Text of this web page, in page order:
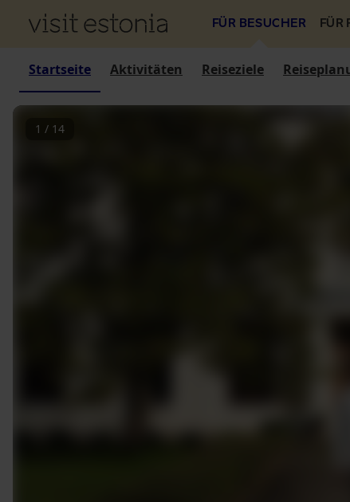
FÜR BESUCHER FÜR
Startseite Aktivitäten Reiseziele
1 / 14